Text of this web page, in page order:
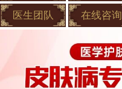
医生团队 在线咨询